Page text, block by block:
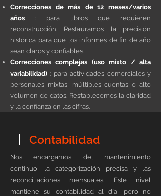
Correcciones de más de 12 meses/varios
años
: para libros que requieren
reconstrucción. Restauramos la precisión
histórica para que los informes de fin de año
sean claros y confiables.
Correcciones complejas (uso mixto / alta
variabilidad) : para actividades comerciales y
personales mixtas, múltiples cuentas o alto
volumen de datos. Restablecemos la claridad
y la confianza en las cifras.
Contabilidad
Nos encargamos del mantenimiento
continuo, la categorización precisa y las
reconciliaciones mensuales. Este nivel
mantiene su contabilidad al día, pero no